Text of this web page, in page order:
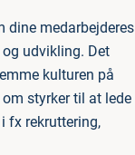
dine medarbejderes
udvikling. Det
kulturen på
styrker til at lede
fx rekruttering,